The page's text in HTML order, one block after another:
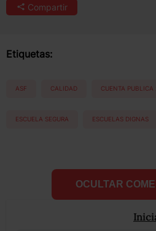
Compartir
Etiquetas:
ASF CALIDAD CUENTA PUBLICA
ESCUELA SEGURA ESCUELAS DIGNAS
OCULTAR